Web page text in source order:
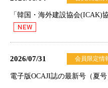
「韓国・海外建設協会(ICAK)
2026/07/31 会員限定情
電子版OCAJI誌の最新号（夏号